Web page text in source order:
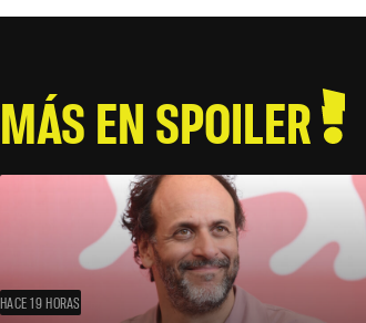
MÁS EN SPOILER
HACE 19 HORAS